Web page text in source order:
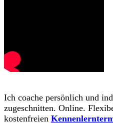
Ich coache persönlich und
zugeschnitten. Online.
kostenfreien